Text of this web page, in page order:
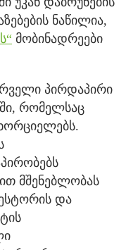
ნაწილია,
მობინადრეები
პირდაპირი
რომელსაც
მშენებლობას
და